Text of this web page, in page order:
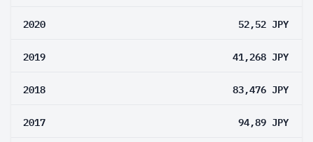
2020 52,52 JPY
2019 41,268 JPY
2018 83,476 JPY
2017 94,89 JPY